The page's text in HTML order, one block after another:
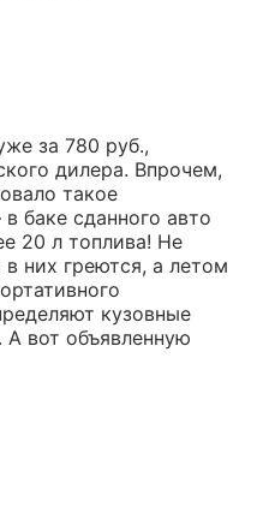
за 780 руб.,
дилера. Впрочем,
такое
баке сданного авто
20 л топлива! Не
них греются, а летом
кузовные
вот объявленную